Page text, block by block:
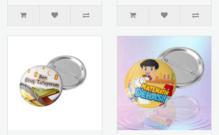
1. sınıf ve..